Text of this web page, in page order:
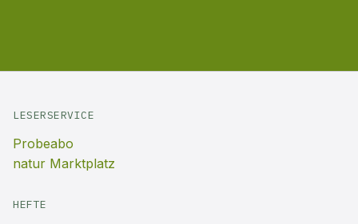
LESERSERVICE
Probeabo
natur Marktplatz
HEFTE